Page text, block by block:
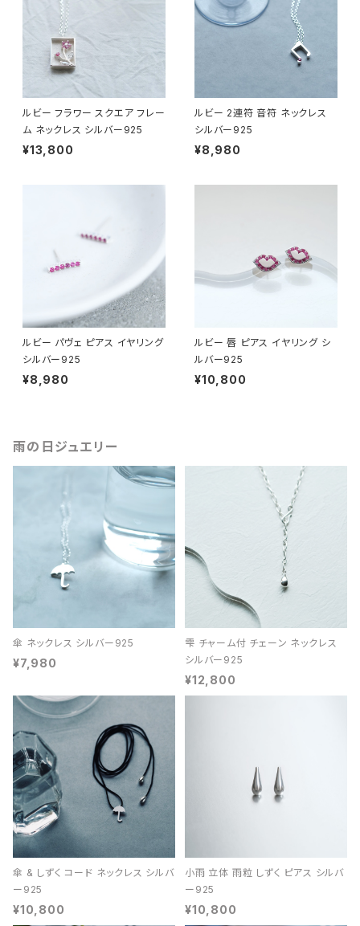
ルビー フラワー スクエア フレー
ム ネックレス シルバー925
¥13,800
ルビー 2連符 音符 ネックレス
シルバー925
¥8,980
ルビー パヴェ ピアス イヤリング
シルバー925
¥8,980
ルビー 唇 ピアス イヤリング シ
ルバー925
¥10,800
雨の日ジュエリー
傘 ネックレス シルバー925
¥7,980
雫 チャーム付 チェーン ネックレス
シルバー925
¥12,800
傘 & しずく コード ネックレス シルバ
ー925
¥10,800
小雨 立体 雨粒 しずく ピアス シルバ
ー925
¥10,800